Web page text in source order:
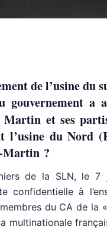
de l’usine du
a
et ses
du Nord
Martin ?
de la SLN, le 7
confidentielle à
du CA de la «
multinationale